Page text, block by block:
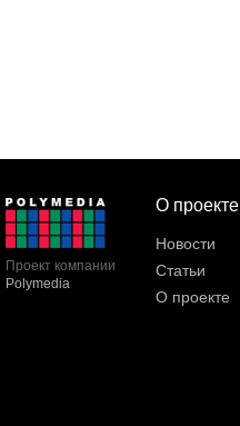
Проект компании
Polymedia
О проекте
Новости
Статьи
О проекте